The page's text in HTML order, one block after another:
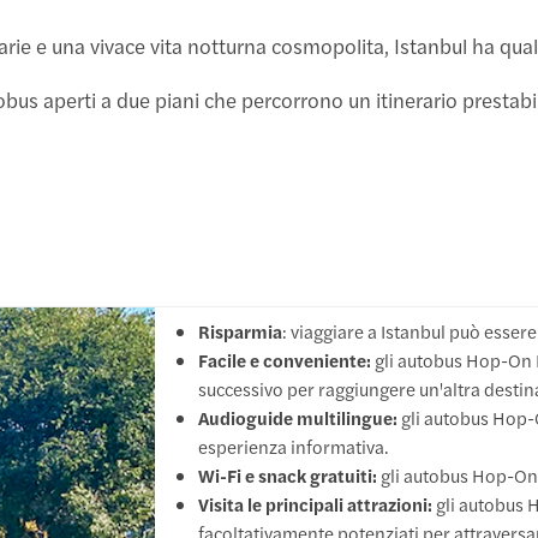
modi
di
le
e una vivace vita notturna cosmopolita, Istanbul ha
aperti a due piani che percorrono un itinerario
Risparmia: viaggiare a Istanbul può
Facile e conveniente: gli autobus Hop-
successivo per raggiungere un'altra
Audioguide multilingue: gli autobus
esperienza informativa.
Wi-Fi e snack gratuiti: gli autobus Hop-
Visita le principali attrazioni: gli autobus
facoltativamente potenziati per